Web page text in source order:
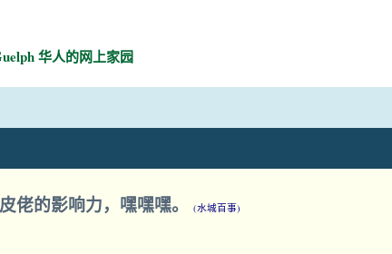
华人的网上家园
佬的影响力，嘿嘿嘿。 (水城百事)